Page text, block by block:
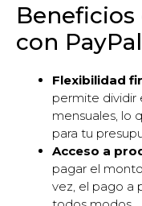
Beneficios
con PayPal
Flexibilidad
permite dividir
mensuales, lo
para tu
Acceso a
pagar el
vez, el pago a